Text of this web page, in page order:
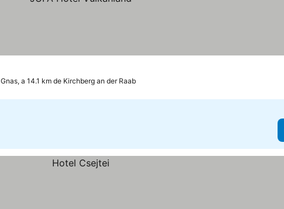
Gnas, a 14.1 km de Kirchberg an der Raab